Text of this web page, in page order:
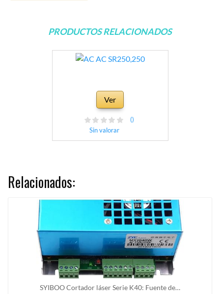
PRODUCTOS RELACIONADOS
Ver
Sin valorar
()
Relacionados:
SYIBOO Cortador láser Serie K40: Fuente de…